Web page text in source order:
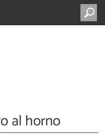
al horno